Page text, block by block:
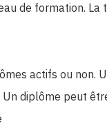
de formation.
actifs ou non.
diplôme peut